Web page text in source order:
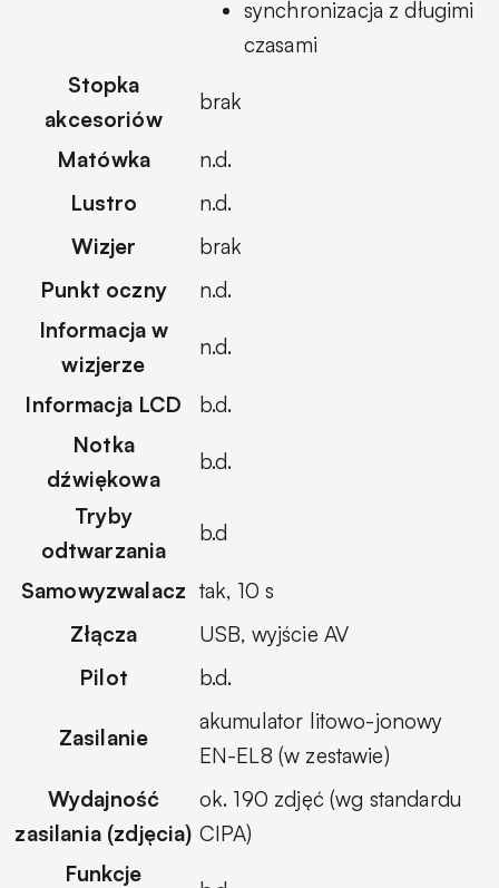
synchronizacja z długimi
czasami
Stopka
akcesoriów
brak
Matówka
n.d.
Lustro
n.d.
Wizjer
brak
Punkt oczny
n.d.
Informacja w
wizjerze
n.d.
Informacja LCD
b.d.
Notka
dźwiękowa
b.d.
Tryby
odtwarzania
b.d
Samowyzwalacz tak, 10 s
Złącza
USB, wyjście AV
Pilot
b.d.
Zasilanie
akumulator litowo-jonowy
EN-EL8 (w zestawie)
Wydajność
zasilania (zdjęcia)
ok. 190 zdjęć (wg standardu
CIPA)
Funkcje